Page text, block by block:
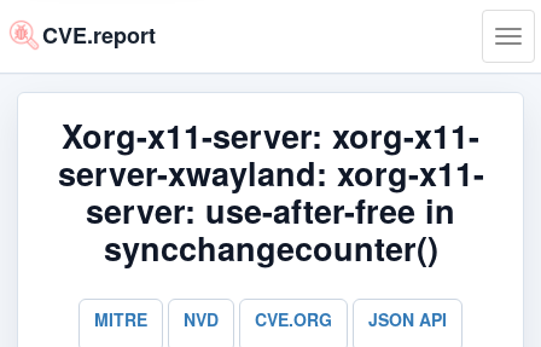
CVE.report
Xorg-x11-server: xorg-x11-
server-xwayland: xorg-x11-
server: use-after-free in
syncchangecounter()
MITRE NVD CVE.ORG JSON API